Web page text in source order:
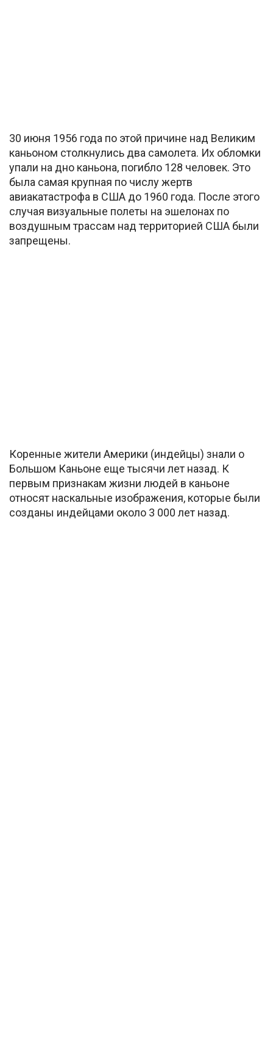
30 июня 1956 года по этой причине над Великим
каньоном столкнулись два самолета. Их обломки
упали на дно каньона, погибло 128 человек. Это
была самая крупная по числу жертв
авиакатастрофа в США до 1960 года. После этого
случая визуальные полеты на эшелонах по
воздушным трассам над территорией США были
запрещены.
Коренные жители Америки (индейцы) знали о
Большом Каньоне еще тысячи лет назад. К
первым признакам жизни людей в каньоне
относят наскальные изображения, которые были
созданы индейцами около 3 000 лет назад.